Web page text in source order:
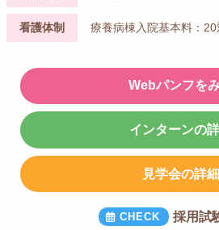
看護体制 療養病棟入院基本料：20
Webパンフを
インターンの
見学会の詳細
採用試